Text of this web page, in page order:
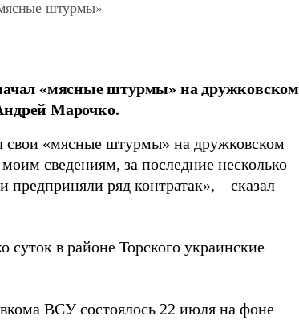
штурмы»
«мясные штурмы» на дружковском
Марочко.
свои «мясные штурмы» на дружковском
сведениям, за последние несколько
предприняли ряд контратак», – сказал
в районе Торского украинские
ВСУ состоялось 22 июля на фоне